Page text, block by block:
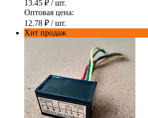
13.45 ₽ / шт.
Оптовая цена:
12.78 ₽ / шт.
Хит продаж